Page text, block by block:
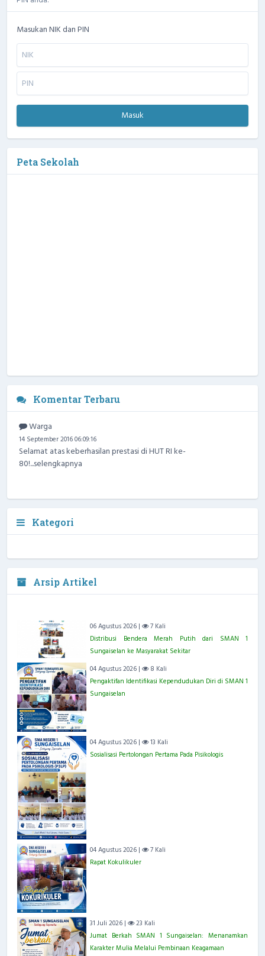
Masukan NIK dan PIN
Masuk
Peta Sekolah
Komentar Terbaru
Warga
14 September 2016 06:09:16
Selamat atas keberhasilan prestasi di HUT RI ke-
80!...selengkapnya
Kategori
Arsip Artikel
06 Agustus 2026 |
7 Kali
Distribusi Bendera Merah Putih dari SMAN 1
Sungaiselan ke Masyarakat Sekitar
04 Agustus 2026 |
8 Kali
Pengaktifan Identifikasi Kependudukan Diri di SMAN 1
Sungaiselan
04 Agustus 2026 |
13 Kali
Sosialisasi Pertolongan Pertama Pada Pisikologis
04 Agustus 2026 |
7 Kali
Rapat Kokulikuler
31 Juli 2026 |
23 Kali
Jumat Berkah SMAN 1 Sungaiselan: Menanamkan
Karakter Mulia Melalui Pembinaan Keagamaan